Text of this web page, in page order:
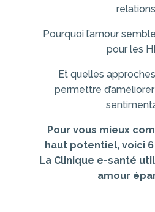
Pourquoi l’amour
pour les
Et quelles
permettre
Pour vous mieux
haut potentiel, voici
La Clinique e-santé
amour